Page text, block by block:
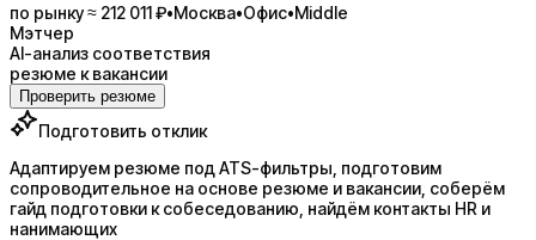
по рынку ≈ 212 011 ₽•Москва•Офис•Middle
Мэтчер
AI-анализ соответствия
резюме к вакансии
Проверить резюме
Подготовить отклик
Адаптируем резюме под ATS-фильтры, подготовим
сопроводительное на основе резюме и вакансии, соберём
гайд подготовки к собеседованию, найдём контакты HR и
нанимающих